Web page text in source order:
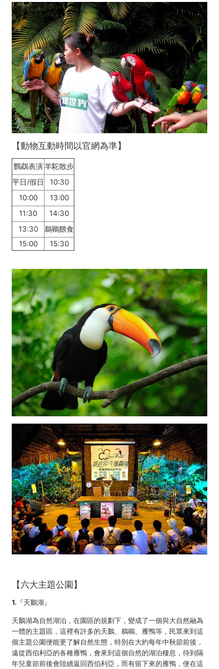
【動物互動時間以官網為準】
鸚鵡表演羊駝散步
平日/假日
10:30
10:00
13:00
11:30
14:30
13:30
鵜鶘餵食
15:00
15:30
【六大主題公園】
1. 『天鵝湖』
天鵝湖為自然湖泊，在園區的規劃下，變成了一個與大自然融為
一體的主題區，這裡有許多的天鵝、鵜鶘、雁鴨等，民眾來到這
個主題公園便能更了解自然生態，特別在大約每年中秋節前後，
遠從西伯利亞的各種雁鴨，會來到這個自然的湖泊棲息，待到隔
年兒童節前後會陸續返回西伯利亞，而有留下來的雁鴨，便在這